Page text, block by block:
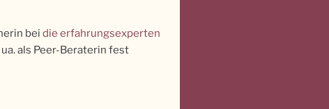
bei die erfahrungsexperten
ua. als Peer-Beraterin fest